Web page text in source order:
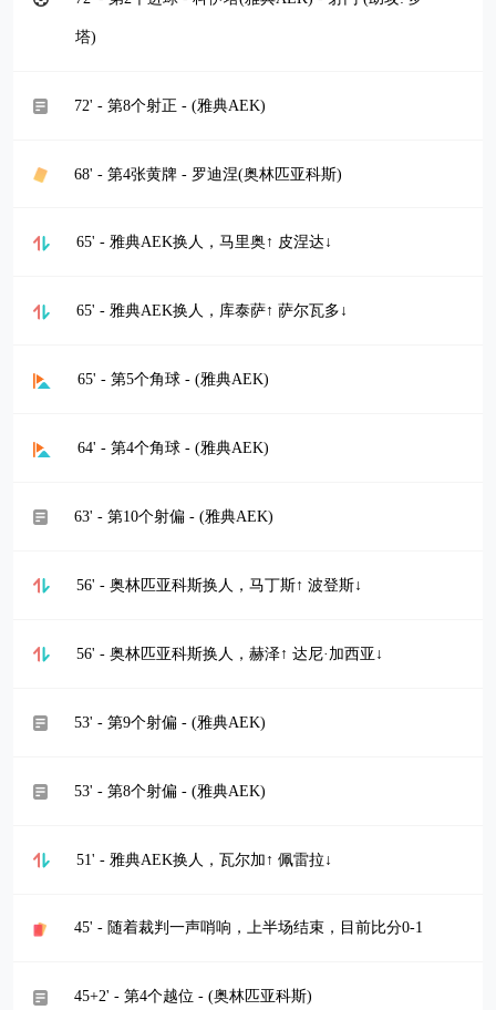
塔)
72' - 第8个射正 - (雅典AEK)
68' - 第4张黄牌 - 罗迪涅(奥林匹亚科斯)
65' - 雅典AEK换人，马里奥↑ 皮涅达↓
65' - 雅典AEK换人，库泰萨↑ 萨尔瓦多↓
65' - 第5个角球 - (雅典AEK)
64' - 第4个角球 - (雅典AEK)
63' - 第10个射偏 - (雅典AEK)
56' - 奥林匹亚科斯换人，马丁斯↑ 波登斯↓
56' - 奥林匹亚科斯换人，赫泽↑ 达尼·加西亚↓
53' - 第9个射偏 - (雅典AEK)
53' - 第8个射偏 - (雅典AEK)
51' - 雅典AEK换人，瓦尔加↑ 佩雷拉↓
45' - 随着裁判一声哨响，上半场结束，目前比分0-1
45+2' - 第4个越位 - (奥林匹亚科斯)